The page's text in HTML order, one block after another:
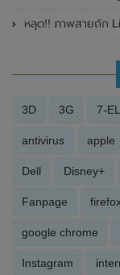
หลุด!! ภาพสายถัก
3D 3G 7-
antivirus apple
Dell Disney+
Fanpage
google chrome
Instagram